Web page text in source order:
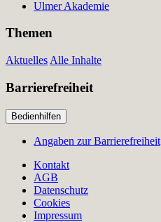
Ulmer Akademie
Themen
Aktuelles Alle Inhalte
Barrierefreiheit
Bedienhilfen
Angaben zur Barrierefreiheit
Kontakt
AGB
Datenschutz
Cookies
Impressum